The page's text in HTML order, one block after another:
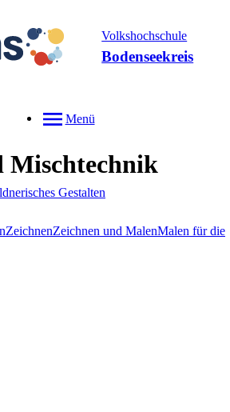
Volkshochschule
Bodenseekreis
Menü
Mischtechnik
Gestalten
ZeichnenZeichnen und MalenMalen für die